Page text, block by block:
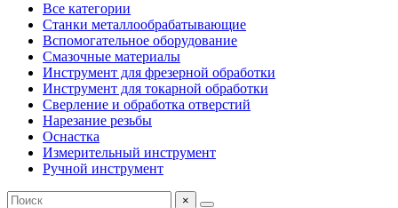
Все категории
Станки металлообрабатывающие
Вспомогательное оборудование
Смазочные материалы
Инструмент для фрезерной обработки
Инструмент для токарной обработки
Сверление и обработка отверстий
Нарезание резьбы
Оснастка
Измерительный инструмент
Ручной инструмент
×